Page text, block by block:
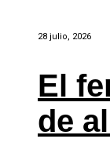
28 julio, 2026
El
de